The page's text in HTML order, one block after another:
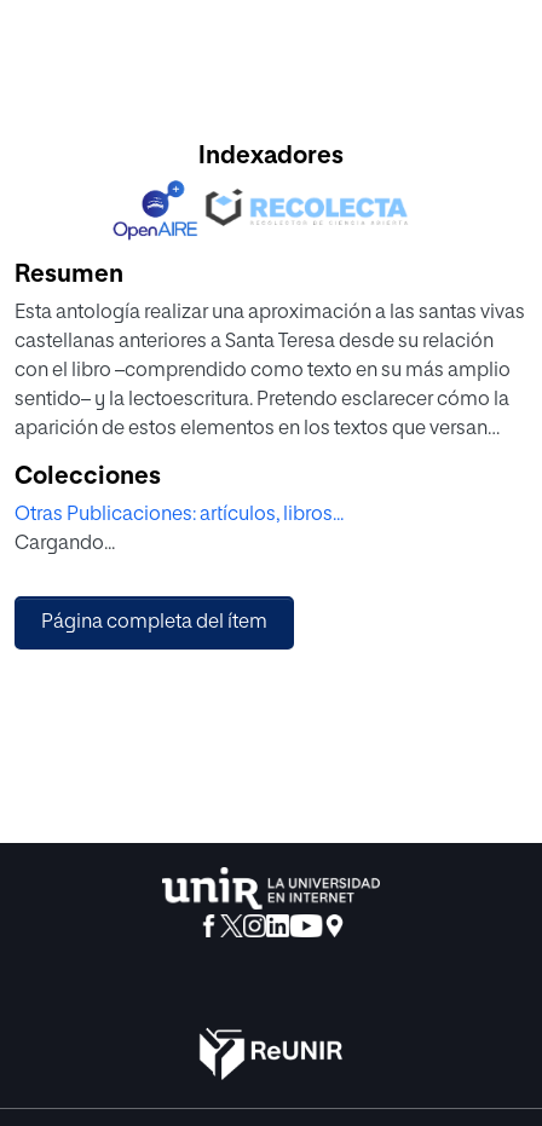
Indexadores
Resumen
Esta antología realizar una aproximación a las santas vivas
castellanas anteriores a Santa Teresa desde su relación
con el libro –comprendido como texto en su más amplio
sentido– y la lectoescritura. Pretendo esclarecer cómo la
aparición de estos elementos en los textos que versan
fundamental para otorgarles su autoridad. Desde una
perspectiva interdisciplinar, abro esta monografía con un
estudio preliminar que prentende dar cuenta de la
lectoescritura en la Baja Edad Media y en la temprana
Edad Moderna. Posteriormente, presento y comento una
unas mujeres, profundamente conectadas con lo divino,
que alcanzaron una posición privilegiada.
Colecciones
Otras Publicaciones: artículos, libros...
Cargando...
Página completa del ítem